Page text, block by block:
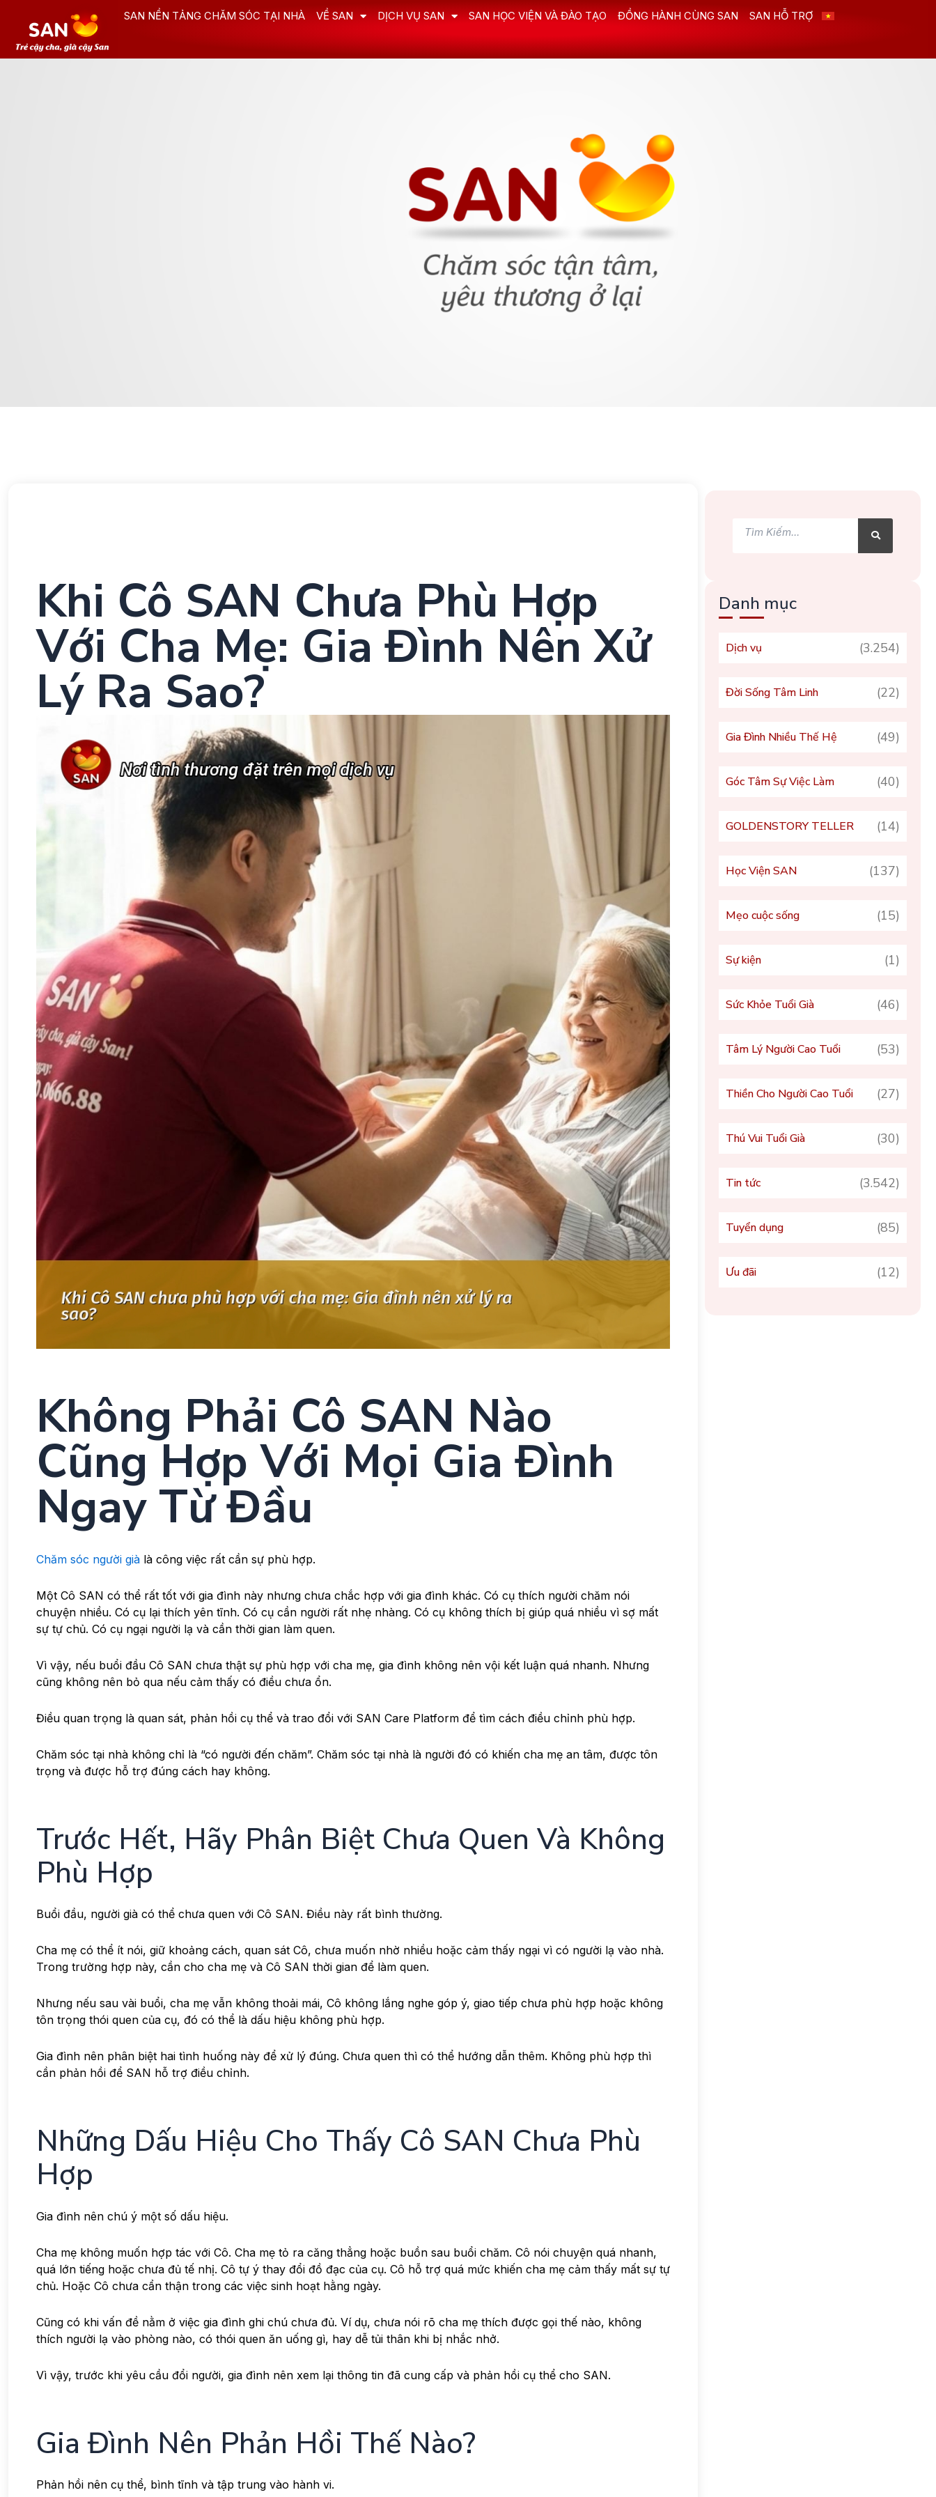
dung
SAN NỀN TẢNG CHĂM SÓC TẠI NHÀ VỀ SAN DỊCH VỤ SAN SAN HỌC VIỆN VÀ ĐÀO TẠO ĐỒNG HÀNH CÙNG SAN SAN HỖ TRỢ
Khi Cô SAN Chưa Phù Hợp
Với Cha Mẹ: Gia Đình Nên Xử
Lý Ra Sao?
Không Phải Cô SAN Nào
Cũng Hợp Với Mọi Gia Đình
Ngay Từ Đầu
Chăm sóc người già là công việc rất cần sự phù hợp.
Một Cô SAN có thể rất tốt với gia đình này nhưng chưa chắc hợp với gia đình khác. Có cụ thích người chăm nói
chuyện nhiều. Có cụ lại thích yên tĩnh. Có cụ cần người rất nhẹ nhàng. Có cụ không thích bị giúp quá nhiều vì sợ mất
sự tự chủ. Có cụ ngại người lạ và cần thời gian làm quen.
Vì vậy, nếu buổi đầu Cô SAN chưa thật sự phù hợp với cha mẹ, gia đình không nên vội kết luận quá nhanh. Nhưng
cũng không nên bỏ qua nếu cảm thấy có điều chưa ổn.
Điều quan trọng là quan sát, phản hồi cụ thể và trao đổi với SAN Care Platform để tìm cách điều chỉnh phù hợp.
Chăm sóc tại nhà không chỉ là “có người đến chăm”. Chăm sóc tại nhà là người đó có khiến cha mẹ an tâm, được tôn
trọng và được hỗ trợ đúng cách hay không.
Trước Hết, Hãy Phân Biệt Chưa Quen Và Không
Phù Hợp
Buổi đầu, người già có thể chưa quen với Cô SAN. Điều này rất bình thường.
Cha mẹ có thể ít nói, giữ khoảng cách, quan sát Cô, chưa muốn nhờ nhiều hoặc cảm thấy ngại vì có người lạ vào nhà.
Trong trường hợp này, cần cho cha mẹ và Cô SAN thời gian để làm quen.
Nhưng nếu sau vài buổi, cha mẹ vẫn không thoải mái, Cô không lắng nghe góp ý, giao tiếp chưa phù hợp hoặc không
tôn trọng thói quen của cụ, đó có thể là dấu hiệu không phù hợp.
Gia đình nên phân biệt hai tình huống này để xử lý đúng. Chưa quen thì có thể hướng dẫn thêm. Không phù hợp thì
cần phản hồi để SAN hỗ trợ điều chỉnh.
Những Dấu Hiệu Cho Thấy Cô SAN Chưa Phù
Hợp
Gia đình nên chú ý một số dấu hiệu.
Cha mẹ không muốn hợp tác với Cô. Cha mẹ tỏ ra căng thẳng hoặc buồn sau buổi chăm. Cô nói chuyện quá nhanh,
quá lớn tiếng hoặc chưa đủ tế nhị. Cô tự ý thay đổi đồ đạc của cụ. Cô hỗ trợ quá mức khiến cha mẹ cảm thấy mất sự tự
chủ. Hoặc Cô chưa cẩn thận trong các việc sinh hoạt hằng ngày.
Cũng có khi vấn đề nằm ở việc gia đình ghi chú chưa đủ. Ví dụ, chưa nói rõ cha mẹ thích được gọi thế nào, không
thích người lạ vào phòng nào, có thói quen ăn uống gì, hay dễ tủi thân khi bị nhắc nhở.
Vì vậy, trước khi yêu cầu đổi người, gia đình nên xem lại thông tin đã cung cấp và phản hồi cụ thể cho SAN.
Gia Đình Nên Phản Hồi Thế Nào?
Phản hồi nên cụ thể, bình tĩnh và tập trung vào hành vi.
kiếm
Tìm
Danh mục
Dịch vụ (3.254)
Đời Sống Tâm Linh (22)
Gia Đình Nhiều Thế Hệ (49)
Góc Tâm Sự Việc Làm (40)
GOLDENSTORY TELLER (14)
Học Viện SAN (137)
Mẹo cuộc sống (15)
Sự kiện (1)
Sức Khỏe Tuổi Già (46)
Tâm Lý Người Cao Tuổi (53)
Thiền Cho Người Cao Tuổi (27)
Thú Vui Tuổi Già (30)
Tin tức (3.542)
Tuyển dụng (85)
Ưu đãi (12)